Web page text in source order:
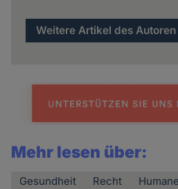
Weitere Artikel des Autoren
Mehr lesen über:
Gesundheit Recht